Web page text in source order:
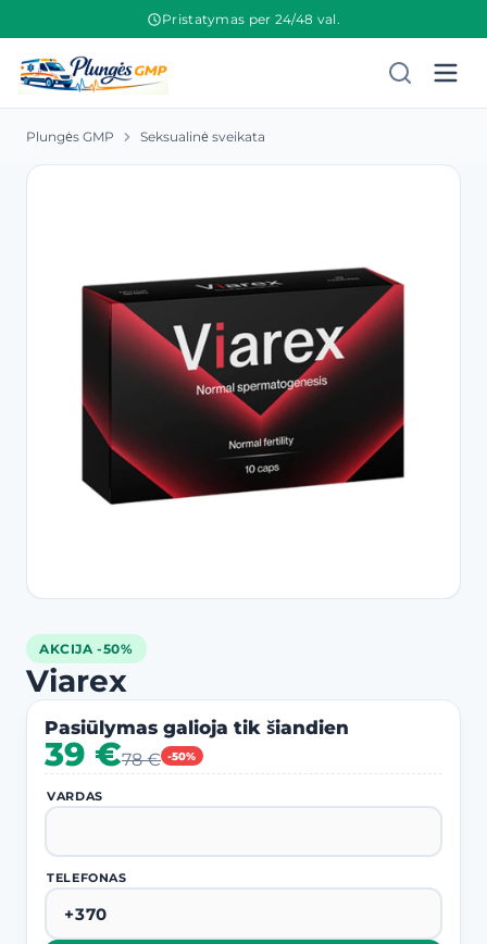
Pristatymas per 24/48 val.
Plungės GMP Seksualinė sveikata
AKCIJA -50%
Viarex
Pasiūlymas galioja tik šiandien
-50%
39 €78 €
VARDAS
TELEFONAS